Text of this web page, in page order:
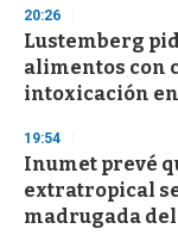
20:26
Lustemberg
alimentos con
intoxicación
19:54
Inumet prevé
extratropical
madrugada